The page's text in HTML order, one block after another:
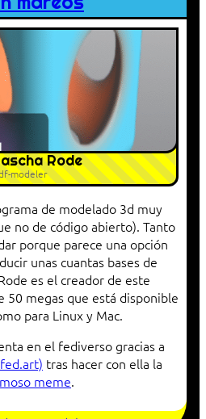
Rode
modeler
de modelado 3d muy
no de código abierto). Tanto
porque parece una opción
unas cuantas bases de
es el creador de este
50 megas que está disponible
para Linux y Mac.
en el fediverso gracias a
tras hacer con ella la
meme.